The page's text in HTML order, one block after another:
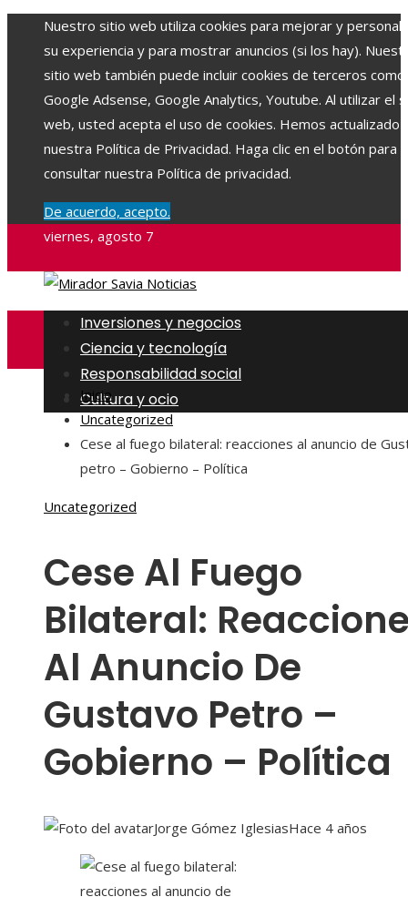
Nuestro sitio web utiliza cookies para mejorar y
su experiencia y para mostrar anuncios (si los hay).
sitio web también puede incluir cookies de terceros como
Google Adsense, Google Analytics, Youtube. Al utilizar el
web, usted acepta el uso de cookies. Hemos actualizado
nuestra Política de Privacidad. Haga clic en el botón para
consultar nuestra Política de privacidad.
De acuerdo, acepto.
viernes, agosto 7
Inversiones y negocios
Ciencia y tecnología
Responsabilidad social
Cultura y ocio
Inicio
Uncategorized
Cese al fuego bilateral: reacciones al anuncio de
petro – Gobierno – Política
Uncategorized
Cese Al Fuego
Bilateral:
Al Anuncio De
Gustavo Petro –
Gobierno – Política
Jorge Gómez IglesiasHace 4 años